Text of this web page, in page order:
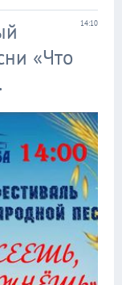
14:10
«Что